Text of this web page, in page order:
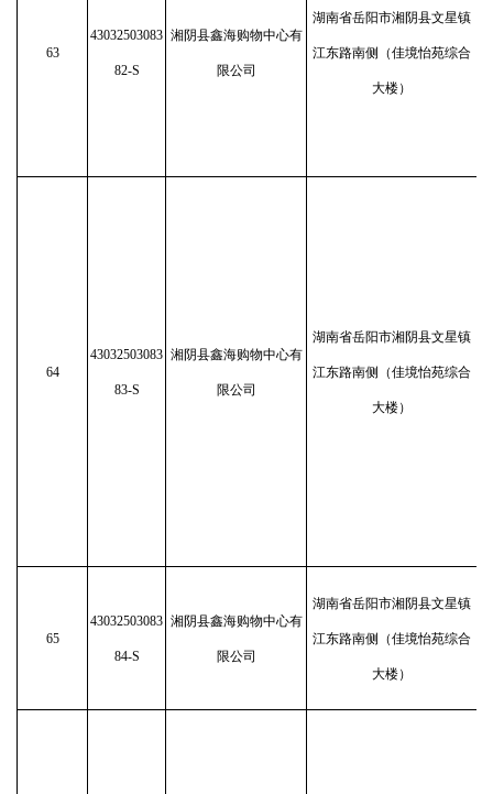
63
43032503083
82-S
湘阴县鑫海购物中心有
限公司
湖南省岳阳市湘阴县文星镇
江东路南侧（佳境怡苑综合
大楼）
64
43032503083
83-S
湘阴县鑫海购物中心有
限公司
湖南省岳阳市湘阴县文星镇
江东路南侧（佳境怡苑综合
大楼）
65
43032503083
84-S
湘阴县鑫海购物中心有
限公司
湖南省岳阳市湘阴县文星镇
江东路南侧（佳境怡苑综合
大楼）